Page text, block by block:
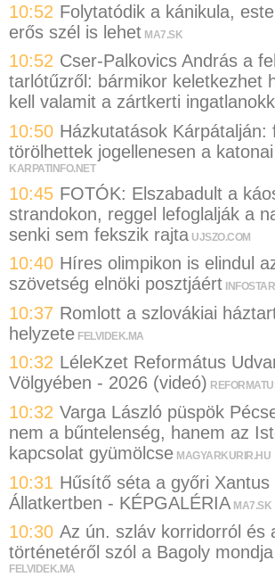
10:52 Folytatódik a kánikula,
erős szél is lehet MA7.SK
10:52 Cser-Palkovics András a
tarlótűzről: bármikor keletkezhet
kell valamit a zártkerti
10:50 Házkutatások Kárpátalján:
törölhettek jogellenesen a
KARPATINFO.NET
10:45 FOTÓK: Elszabadult a
strandokon, reggel lefoglalják a
senki sem fekszik rajta UJSZO.COM
10:40 Híres olimpikon is elindul
szövetség elnöki posztjáért
10:37 Romlott a szlovákiai
helyzete FELVIDEK.MA
10:32 LéleKzet Református
Völgyében - 2026 (videó)
10:32 Varga László püspök
nem a bűntelenség, hanem az
kapcsolat gyümölcse MAGYARKURIR.HU
10:31 Hűsítő séta a győri Xantus
Állatkertben - KÉPGALÉRIA MA7.SK
10:30 Az ún. szláv korridorról és
történetéről szól a Bagoly
FELVIDEK.MA